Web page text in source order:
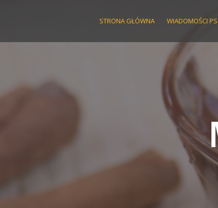
STRONA GŁÓWNA WIADOMOŚCI